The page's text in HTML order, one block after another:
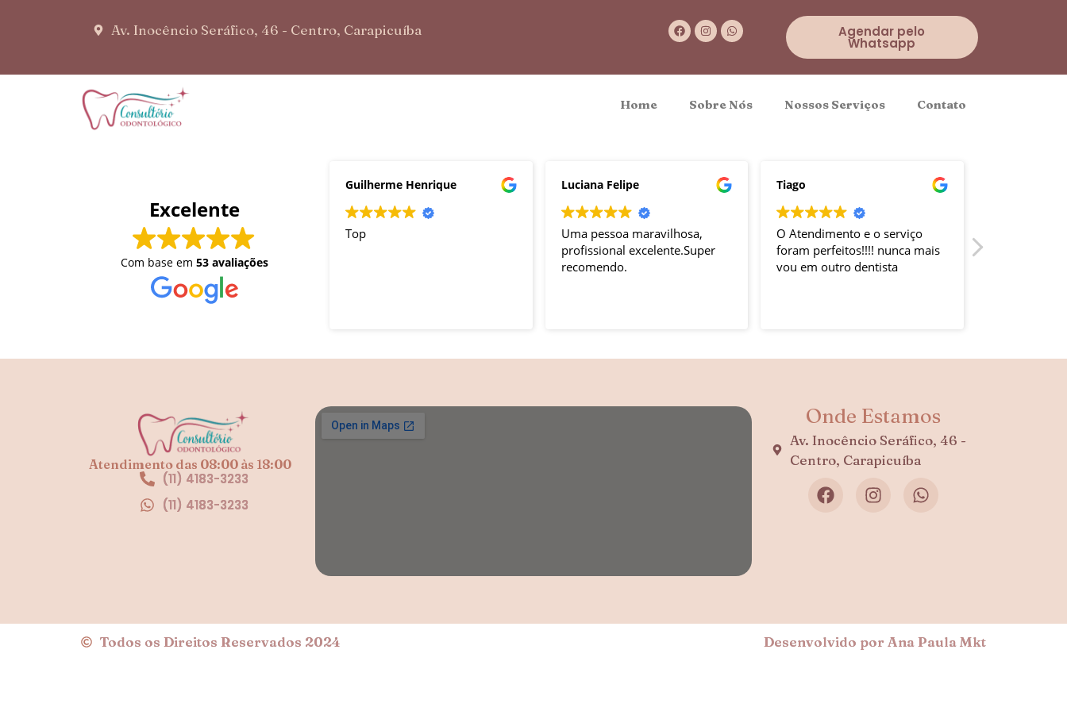
Av. Inocêncio Seráfico, 46 - Centro, Carapicuíba Agendar pelo
Whatsapp
Home Sobre Nós Nossos Serviços Contato
Excelente
Com base em 53 avaliações
Guilherme Henrique
Top
Luciana Felipe
Uma pessoa maravilhosa,
profissional excelente.Super
recomendo.
Tiago
O Atendimento e o serviço
foram perfeitos!!!! nunca mais
vou em outro dentista
Atendimento das 08:00 às 18:00
(11) 4183-3233
(11) 4183-3233
Onde Estamos
Av. Inocêncio Seráfico, 46 -
Centro, Carapicuíba
Desenvolvido por Ana Paula Mkt
Todos os Direitos Reservados 2024